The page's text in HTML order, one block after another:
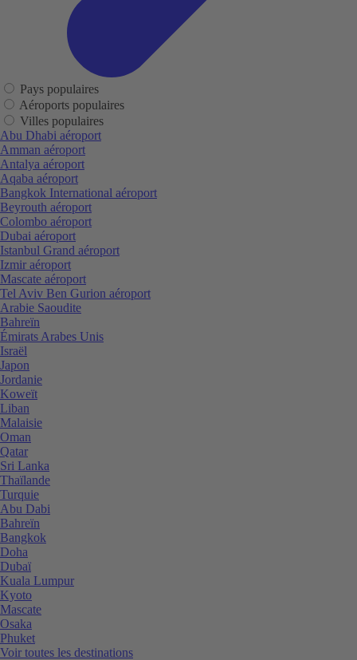
Pays populaires
Aéroports populaires
Villes populaires
Abu Dhabi aéroport
Amman aéroport
Antalya aéroport
Aqaba aéroport
Bangkok International aéroport
Beyrouth aéroport
Colombo aéroport
Dubai aéroport
Istanbul Grand aéroport
Izmir aéroport
Mascate aéroport
Tel Aviv Ben Gurion aéroport
Arabie Saoudite
Bahreïn
Émirats Arabes Unis
Israël
Japon
Jordanie
Koweït
Liban
Malaisie
Oman
Qatar
Sri Lanka
Thaïlande
Turquie
Abu Dabi
Bahreïn
Bangkok
Doha
Dubaï
Kuala Lumpur
Kyoto
Mascate
Osaka
Phuket
Voir toutes les destinations